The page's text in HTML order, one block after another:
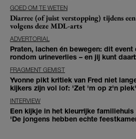
GOED OM TE WETEN
Diarree (of juist verstopping) tijdens
volgens deze MDL-arts
ADVERTORIAL
Praten, lachen én bewegen: dit
rondom urineverlies – en jij kunt
FRAGMENT GEMIST
Yvonne pikt kritiek van Fred niet
kijkers zijn vol lof: 'Zet 'm op z'n plek'
INTERVIEW
Een kijkje in het kleurrijke familiehuis
'De jongens hebben echte